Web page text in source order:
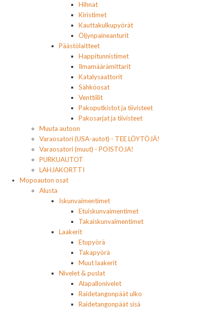
Hihnat
Kiristimet
Kauttakulkupyörät
Öljynpaineanturit
Päästölaitteet
Happitunnistimet
Ilmamäärämittarit
Katalysaattorit
Sähköosat
Venttiilit
Pakoputkistot ja tiivisteet
Pakosarjat ja tiivisteet
Muuta autoon
Varaosatori (USA-autot) - TEE LÖYTÖJÄ!
Varaosatori (muut) - POISTOJA!
PURKUAUTOT
LAHJAKORTTI
Mopoauton osat
Alusta
Iskunvaimentimet
Etuiskunvaimentimet
Takaiskunvaimentimet
Laakerit
Etupyörä
Takapyörä
Muut laakerit
Nivelet & puslat
Alapallonivelet
Raidetangonpäät ulko
Raidetangonpäät sisä